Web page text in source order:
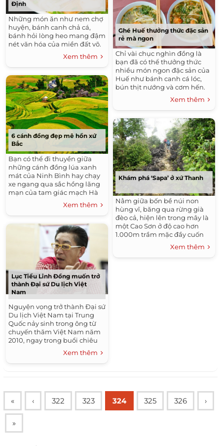
Định
Những món ăn như nem chợ
huyện, bánh canh chả cá,
bánh hỏi lòng heo mang đậm
nét văn hóa của miền đất võ.
Xem thêm
6 cánh đồng đẹp mê hồn xứ
Bắc
Bạn có thể đi thuyền giữa
những cánh đồng lúa xanh
mát của Ninh Bình hay chạy
xe ngang qua sắc hồng lãng
mạn của tam giác mạch Hà
Xem thêm
Lục Tiểu Linh Đồng muốn trở
thành Đại sứ Du lịch Việt
Nam
Nguyện vọng trở thành Đại sứ
Du lịch Việt Nam tại Trung
Quốc nảy sinh trong ông từ
chuyến thăm Việt Nam năm
2010, ngay trong buổi chiêu
đãi của Bộ trưởng Bộ VH-TT-
DL Hoàng Tuấn Anh khi Bộ
trưởng giới thiệu về văn hóa
Xem thêm
Ghé Huế thưởng thức đặc sản
rẻ mà ngon
Chỉ vài chục nghìn đồng là
bạn đã có thể thưởng thức
nhiều món ngon đặc sản của
Huế như bánh canh cá lóc,
bún thịt nướng và cơm hến.
Xem thêm
Khám phá ‘Sapa’ ở xứ Thanh
Nằm giữa bốn bề núi non
hùng vĩ, băng qua rừng già
đèo cả, hiện lên trong mây là
một Cao Sơn ở độ cao hơn
1.000m trầm mặc đầy cuốn
Xem thêm
« ‹ 322 323 324 325 326 ›
»